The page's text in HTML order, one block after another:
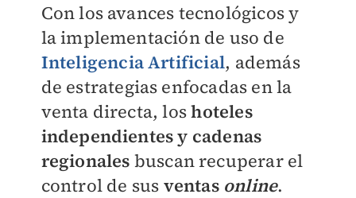
Con los avances tecnológicos y
la implementación de uso de
Inteligencia Artificial, además
de estrategias enfocadas en la
venta directa, loshoteles
independientes y cadenas
regionales buscan recuperar el
control de sus ventas online.